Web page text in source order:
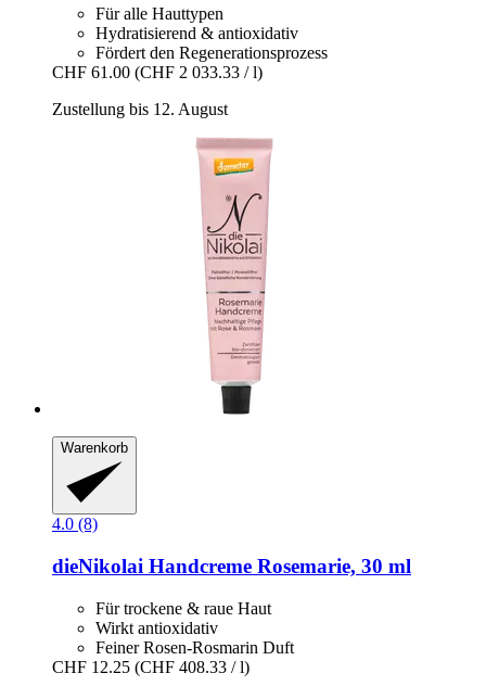
Für alle Hauttypen
Hydratisierend & antioxidativ
Fördert den Regenerationsprozess
CHF 61.00 (CHF 2 033.33 / l)
Zustellung bis 12. August
Warenkorb
4.0 (8)
dieNikolai Handcreme Rosemarie, 30 ml
Für trockene & raue Haut
Wirkt antioxidativ
Feiner Rosen-Rosmarin Duft
CHF 12.25 (CHF 408.33 / l)